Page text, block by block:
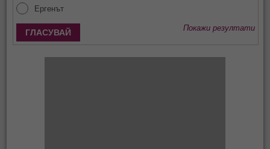
Ергенът
Покажи резултати